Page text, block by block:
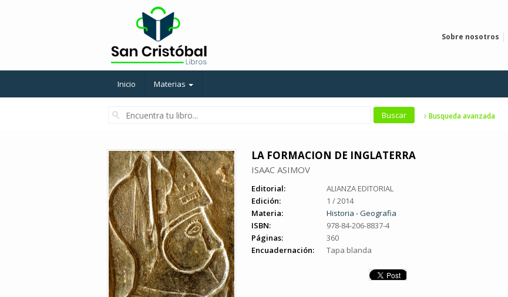
Sobre nosotros
Inicio Materias
Busqueda avanzada
LA FORMACION DE INGLATERRA
ISAAC ASIMOV
Editorial:
ALIANZA EDITORIAL
Edición:
1 / 2014
Materia:
Historia - Geografia
ISBN:
978-84-206-8837-4
Páginas:
360
Encuadernación:
Tapa blanda